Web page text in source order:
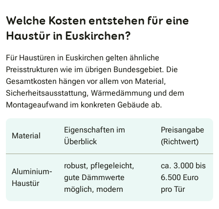
Welche Kosten entstehen für eine
Haustür in Euskirchen?
Für Haustüren in Euskirchen gelten ähnliche
Preisstrukturen wie im übrigen Bundesgebiet. Die
Gesamtkosten hängen vor allem von Material,
Sicherheitsausstattung, Wärmedämmung und dem
Montageaufwand im konkreten Gebäude ab.
Material
Eigenschaften im
Überblick
Preisangabe
(Richtwert)
Aluminium-
Haustür
robust, pflegeleicht,
gute Dämmwerte
möglich, modern
ca. 3.000 bis
6.500 Euro
pro Tür